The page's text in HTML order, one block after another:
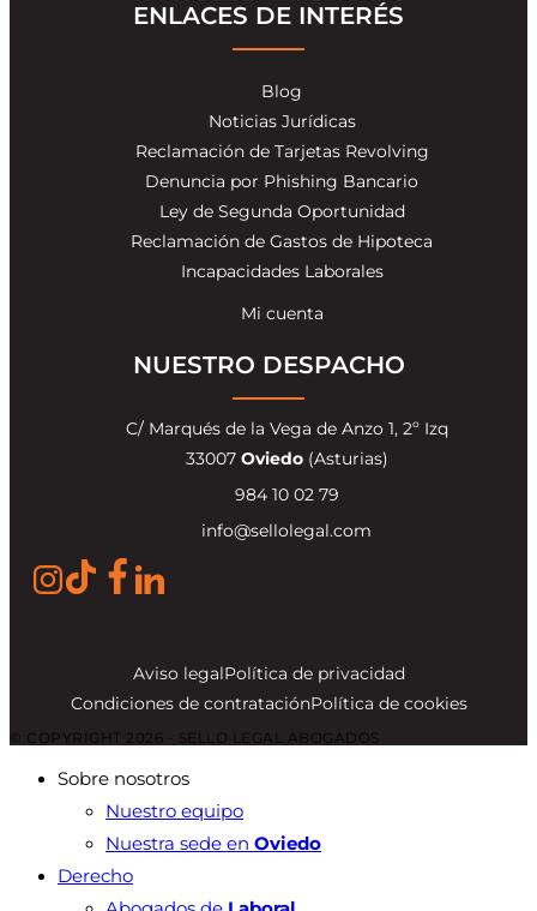
ENLACES DE INTERÉS
Blog
Noticias Jurídicas
Reclamación de Tarjetas Revolving
Denuncia por Phishing Bancario
Ley de Segunda Oportunidad
Reclamación de Gastos de Hipoteca
Incapacidades Laborales
Mi cuenta
NUESTRO DESPACHO
C/ Marqués de la Vega de Anzo 1, 2º Izq
33007 Oviedo(Asturias)
984 10 02 79
info@sellolegal.com
Aviso legalPolítica de privacidad
Condiciones de contrataciónPolítica de cookies
© COPYRIGHT 2026 - SELLO LEGAL ABOGADOS
Sobre nosotros
Nuestro equipo
Nuestra sede en Oviedo
Derecho